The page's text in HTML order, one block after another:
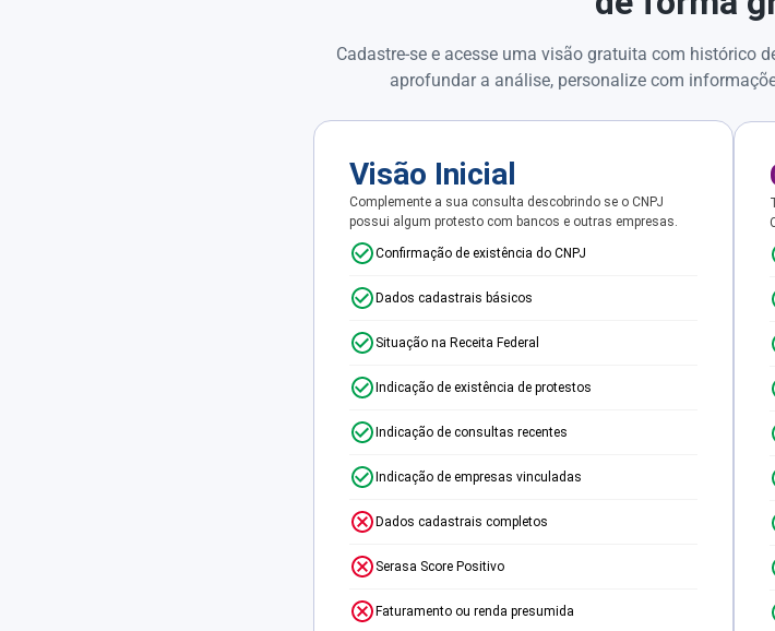
Cadastre-se e acesse uma visão gratuita com histórico
aprofundar a análise, personalize com
Visão Inicial
Complemente a sua consulta descobrindo se o CNPJ
possui algum protesto com bancos e outras empresas.
Confirmação de existência do CNPJ
Dados cadastrais básicos
Situação na Receita Federal
Indicação de existência de protestos
Indicação de consultas recentes
Indicação de empresas vinculadas
Dados cadastrais completos
Serasa Score Positivo
Faturamento ou renda presumida